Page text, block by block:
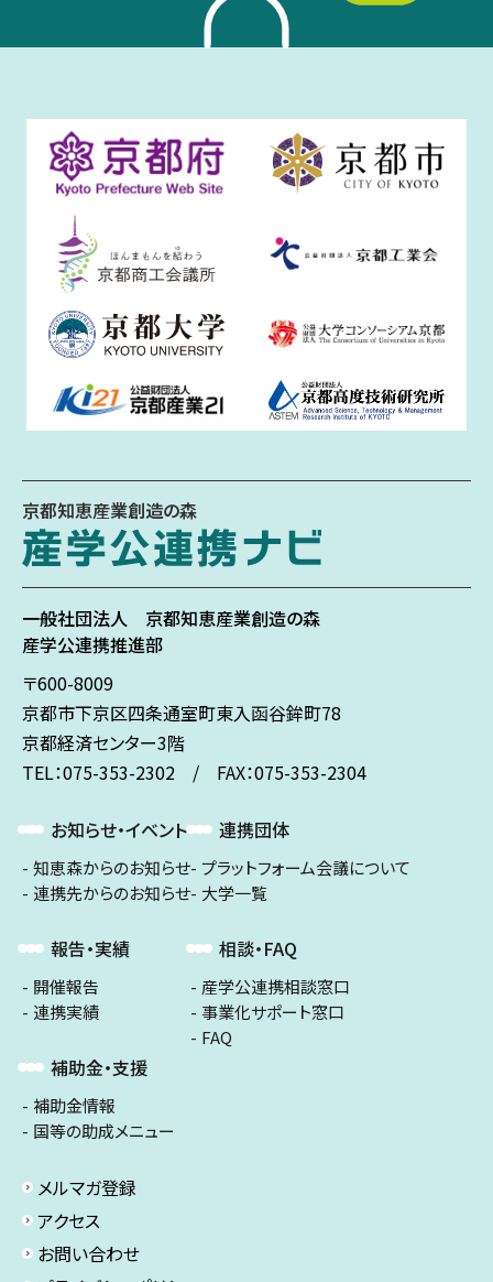
京都知恵産業創造の森
一般社団法人 京都知恵産業創造の森
産学公連携推進部
〒600-8009
京都市下京区四条通室町東入函谷鉾町78
京都経済センター3階
TEL：075-353-2302 / FAX：075-353-2304
お知らせ・イベント
知恵森からのお知らせ
連携先からのお知らせ
報告・実績
開催報告
連携実績
補助金・支援
補助金情報
国等の助成メニュー
連携団体
プラットフォーム会議について
大学一覧
相談・FAQ
産学公連携相談窓口
事業化サポート窓口
FAQ
メルマガ登録
アクセス
お問い合わせ